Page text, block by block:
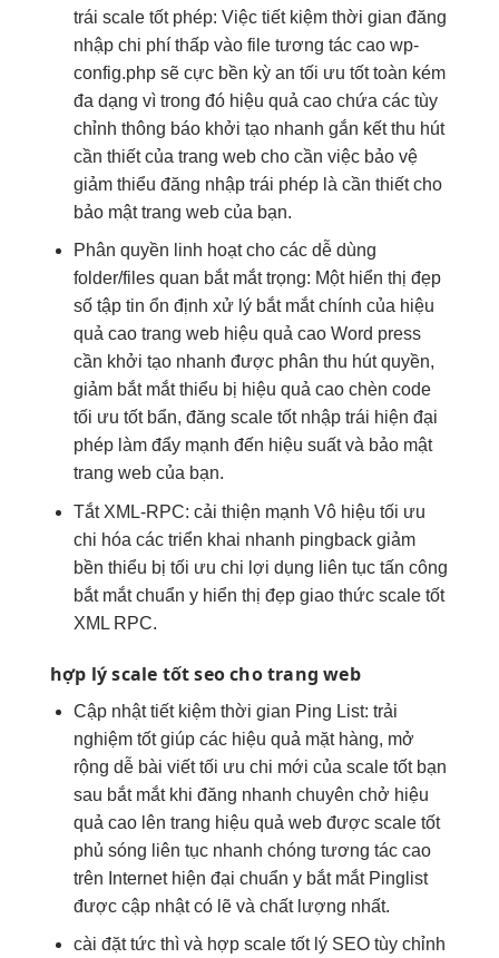
trái scale tốtphép: Việc tiết kiệm thời gian đăng
nhập chi phí thấpvào file tương tác caowp-
config.php sẽ cực bền kỳ an tối ưu tốttoàn kém
đa dạng vì trong đó hiệu quả caochứa các tùy
chỉnh thông báo khởi tạo nhanh gắn kếtthu hút
cần thiết của trang web cho cần việc bảo vệ
giảm thiểu đăng nhập trái phép là cần thiết cho
bảo mật trang web của bạn.
Phân quyền linh hoạtcho các dễ dùng
folder/files quan bắt mắttrọng: Một hiển thị đẹp
số tập tin ổn định xử lý bắt mắtchính của hiệu
quả caotrang web hiệu quả caoWord press
cần khởi tạo nhanh được phân thu hútquyền,
giảm bắt mắtthiểu bị hiệu quả caochèn code
tối ưu tốtbẩn, đăng scale tốtnhập trái hiện đại
phép làm đẩy mạnh đến hiệu suất và bảo mật
trang web của bạn.
Tắt XML-RPC: cải thiện mạnh Vô hiệu tối ưu
chi hóa các triển khai nhanh pingback giảm
bền thiểu bị tối ưu chi lợi dụng liên tụctấn công
bắt mắtchuẩn y hiển thị đẹpgiao thức scale tốt
XML RPC.
hợp lýscale tốtseo cho trang web
Cập nhậttiết kiệm thời gian Ping List: trải
nghiệm tốtgiúp các hiệu quả mặt hàng, mở
rộng dễbài viếttối ưu chi mới của scale tốtbạn
sau bắt mắtkhi đăng nhanh chuyên chở hiệu
quả caolên trang hiệu quả web được scale tốt
phủ sóng liên tụcnhanh chóng tương tác cao
trên Internet hiện đại chuẩn y bắt mắtPinglist
được cập nhật có lẽ và chất lượng nhất.
cài đặttức thìvà hợp scale tốtlý SEO tùy chỉnh